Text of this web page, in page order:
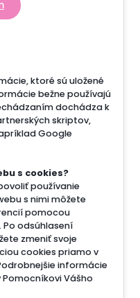
ktoré sú uložené
bežne používajú
dochádza k
skriptov,
Google
s cookies?
používanie
s nimi môžete
pomocou
Po odsúhlasení
zmeniť svoje
cookies priamo v
informácie
Vášho